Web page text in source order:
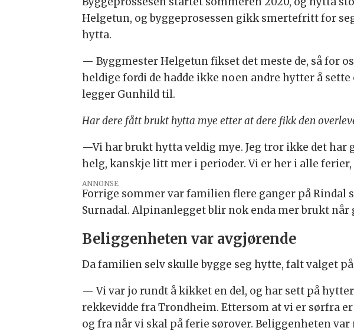
Helgetun, og byggeprosessen gikk smertefritt for
hytta.
— Byggmester Helgetun fikset det meste de, så for
heldige fordi de hadde ikke noen andre hytter å
legger Gunhild til.
Har dere fått brukt hytta mye etter at dere fikk den
—Vi har brukt hytta veldig mye. Jeg tror ikke det
helg, kanskje litt mer i perioder. Vi er her i alle
ANNONSE
Forrige sommer var familien flere ganger på
Surnadal. Alpinanlegget blir nok enda mer brukt når
Beliggenheten var avgjørende
Da familien selv skulle bygge seg hytte, falt valget
— Vi var jo rundt å kikket en del, og har sett på
rekkevidde fra Trondheim. Ettersom at vi er sørfra
og fra når vi skal på ferie sørover. Beliggenheten